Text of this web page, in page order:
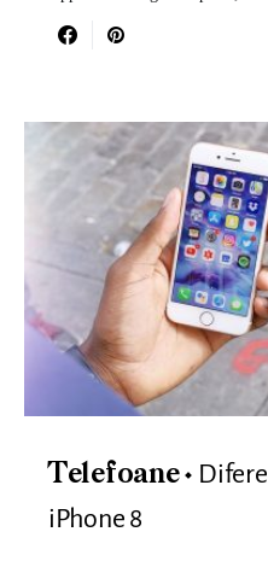
Telefoane
iPhone 8